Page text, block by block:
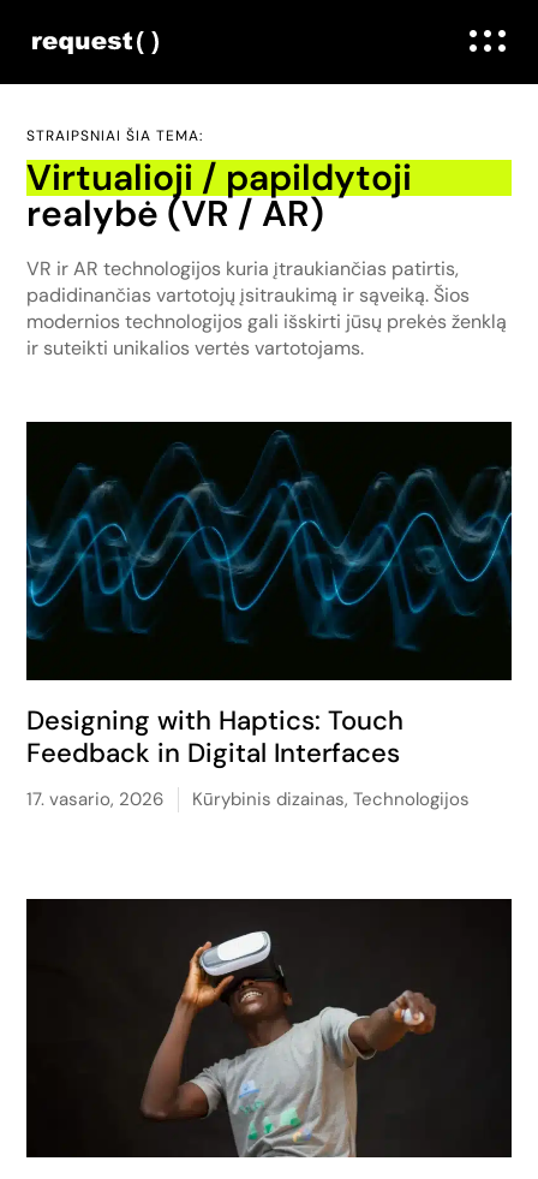
STRAIPSNIAI ŠIA TEMA:
Virtualioji / papildytoji
realybė (VR / AR)
VR ir AR technologijos kuria įtraukiančias patirtis,
padidinančias vartotojų įsitraukimą ir sąveiką. Šios
modernios technologijos gali išskirti jūsų prekės ženklą
ir suteikti unikalios vertės vartotojams.
Designing with Haptics: Touch
Feedback in Digital Interfaces
17. vasario, 2026 Kūrybinis dizainas,Technologijos